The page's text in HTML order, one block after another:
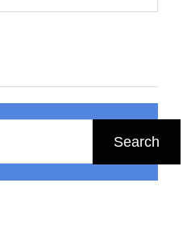
Search